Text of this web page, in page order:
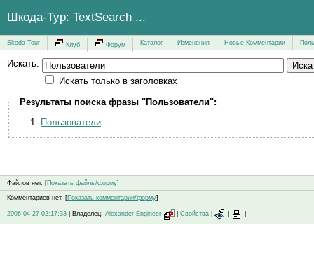
Шкода-Тур: TextSearch ...
Skoda Tour Клуб Форум Каталог Изменения Новые Комментарии
Искать:
Искать только в заголовках
Результаты поиска фразы "Пользователи":
Пользователи
Файлов нет. [Показать файлы/форму]
Комментариев нет. [Показать комментарии/форму]
2006-04-27 02:17:33 | Владелец: Alexander Engineer Свойства